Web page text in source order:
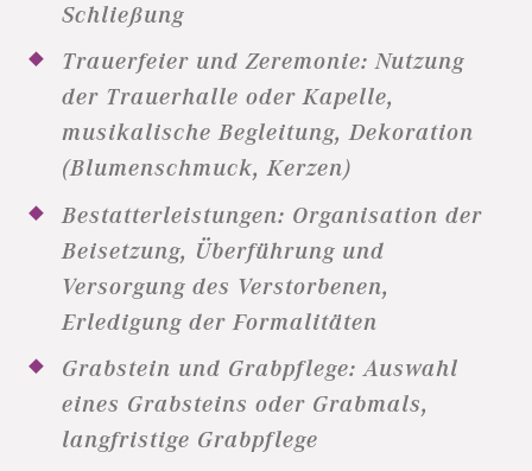
Schließung
Trauerfeier und Zeremonie: Nutzung
der Trauerhalle oder Kapelle,
musikalische Begleitung, Dekoration
(Blumenschmuck, Kerzen)
Bestatterleistungen: Organisation der
Beisetzung, Überführung und
Versorgung des Verstorbenen,
Erledigung der Formalitäten
Grabstein und Grabpflege: Auswahl
eines Grabsteins oder Grabmals,
langfristige Grabpflege